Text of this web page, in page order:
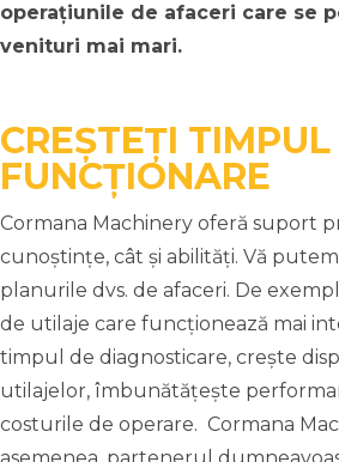
operațiunile de afaceri care se
venituri mai mari.
CREȘTEȚI
FUNCȚIONARE
Cormana Machinery oferă suport
cunoștințe, cât și abilități. Vă
planurile dvs. de afaceri. De
de utilaje care funcționează mai
timpul de diagnosticare, crește
utilajelor, îmbunătățește
costurile de operare. Cormana